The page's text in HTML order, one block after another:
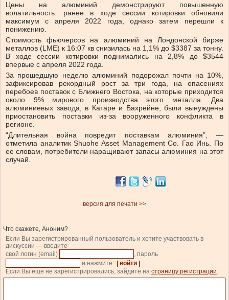
Цены на алюминий демонстрируют повышенную
волатильность: ранее в ходе сессии котировки обновили
максимум с апреля 2022 года, однако затем перешли к
понижению.
Стоимость фьючерсов на алюминий на Лондонской бирже
металлов (LME) к 16:07 кв снизилась на 1,1% до $3387 за тонну.
В ходе сессии котировки поднимались на 2,8% до $3544
впервые с апреля 2022 года.
За прошедшую неделю алюминий подорожал почти на 10%,
зафиксировав рекордный рост за три года, на опасениях
перебоев поставок с Ближнего Востока, на которые приходится
около 9% мирового производства этого металла. Два
алюминиевых завода, в Катаре и Бахрейне, были вынуждены
приостановить поставки из-за вооруженного конфликта в
регионе.
“Длительная война повредит поставкам алюминия”, —
отметила аналитик Shuohe Asset Management Co. Гао Инь. По
ее словам, потребители наращивают запасы алюминия на этот
случай.
версия для печати >>
Что скажете, Аноним?
Если Вы зарегистрированный пользователь и хотите участвовать в
дискуссии — введите
свой логин (email)
, пароль
и нажмите
| войти |
.
Если Вы еще не зарегистрировались, зайдите на страницу регистрации.